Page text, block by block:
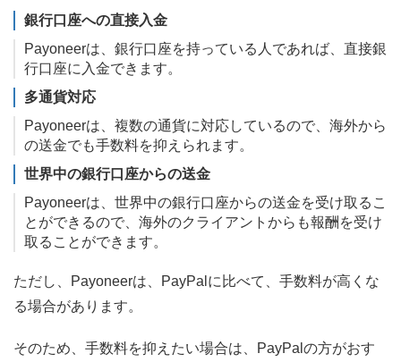
銀行口座への直接入金
Payoneerは、銀行口座を持っている人であれば、直接銀
行口座に入金できます。
多通貨対応
Payoneerは、複数の通貨に対応しているので、海外から
の送金でも手数料を抑えられます。
世界中の銀行口座からの送金
Payoneerは、世界中の銀行口座からの送金を受け取るこ
とができるので、海外のクライアントからも報酬を受け
取ることができます。
ただし、Payoneerは、PayPalに比べて、手数料が高くな
る場合があります。
そのため、手数料を抑えたい場合は、PayPalの方がおす